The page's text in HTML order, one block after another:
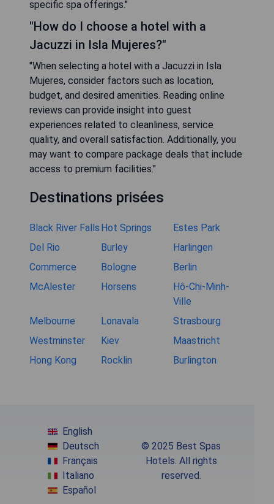
specific spa offerings."
"How do I choose a hotel with a
Jacuzzi in Isla Mujeres?"
"When selecting a hotel with a Jacuzzi in Isla
Mujeres, consider factors such as location,
budget, and desired amenities. Reading online
reviews can provide insight into guest
experiences related to cleanliness, service
quality, and overall satisfaction. Additionally, you
may want to compare package deals that include
access to premium facilities."
Destinations prisées
Black River Falls Hot Springs
Estes Park
Del Rio
Burley
Harlingen
Commerce
Bologne
Berlin
McAlester
Horsens
Hô-Chi-Minh-
Ville
Melbourne
Lonavala
Strasbourg
Westminster
Kiev
Maastricht
Hong Kong
Rocklin Burlington
English
Deutsch
Français
Italiano
Español
© 2025 Best Spas
Hotels. All rights
reserved.